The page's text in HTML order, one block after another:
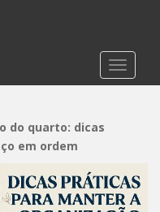
do quarto: dicas
em ordem